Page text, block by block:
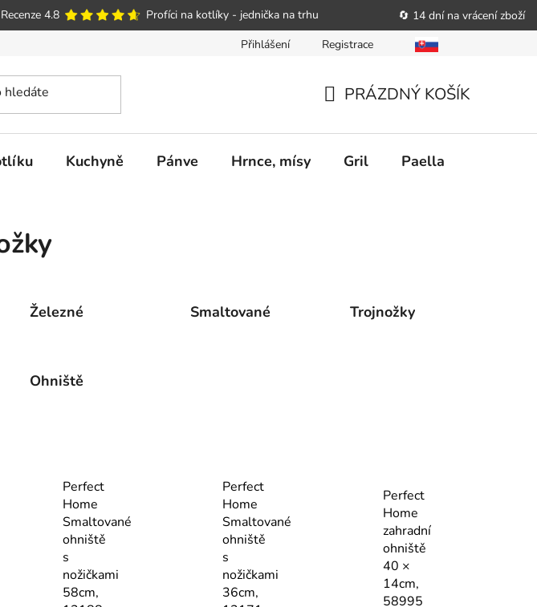
Recenze 4.8 Profíci na kotlíky - jednička na trhu 🔄 14 dní na vrácení zboží
Poučení o právu spotřebitele podat obchodníkovi žádost o nápravu Reklamační řád
Přihlášení Registrace
KOŠÍK
PRÁZDNÝ KOŠÍK
Kuchyně Pánve Hrnce, mísy Gril Paella
Železné Smaltované Trojnožky
Ohniště
Perfect
Home
Smaltované
ohniště
s
nožičkami
58cm,
Perfect
Home
Smaltované
ohniště
s
nožičkami
36cm,
Perfect
Home
zahradní
ohniště
40 ×
14cm,
58995